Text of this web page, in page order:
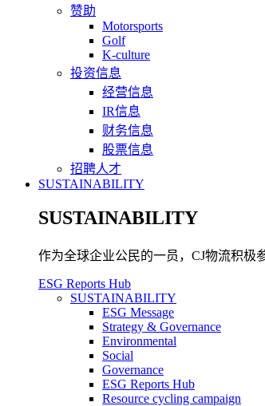
赞助
Motorsports
Golf
K-culture
投资信息
经营信息
IR信息
财务信息
股票信息
招聘人才
SUSTAINABILITY
SUSTAINABILITY
作为全球企业公民的一员，CJ物流积极
ESG Reports Hub
SUSTAINABILITY
ESG Message
Strategy & Governance
Environmental
Social
Governance
ESG Reports Hub
Resource cycling campaign